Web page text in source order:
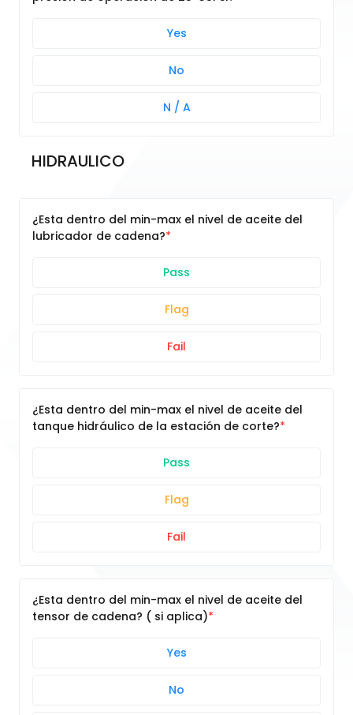
Yes
No
N / A
HIDRAULICO
¿Esta dentro del min-max el nivel de aceite del
lubricador de cadena?
Pass
Flag
Fail
¿Esta dentro del min-max el nivel de aceite del
tanque hidráulico de la estación de corte?
Pass
Flag
Fail
¿Esta dentro del min-max el nivel de aceite del
tensor de cadena? ( si aplica)
Yes
No